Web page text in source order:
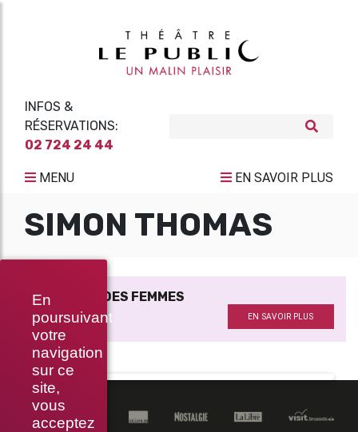
En
poursuivant
votre
navigation
sur ce
site,
vous
acceptez
INFOS &
RÉSERVATIONS:
02 724 24 44
MENU EN SAVOIR PLUS
SIMON THOMAS
TROIS GRANDES FEMMES
Avec EN SAVOIR PLUS